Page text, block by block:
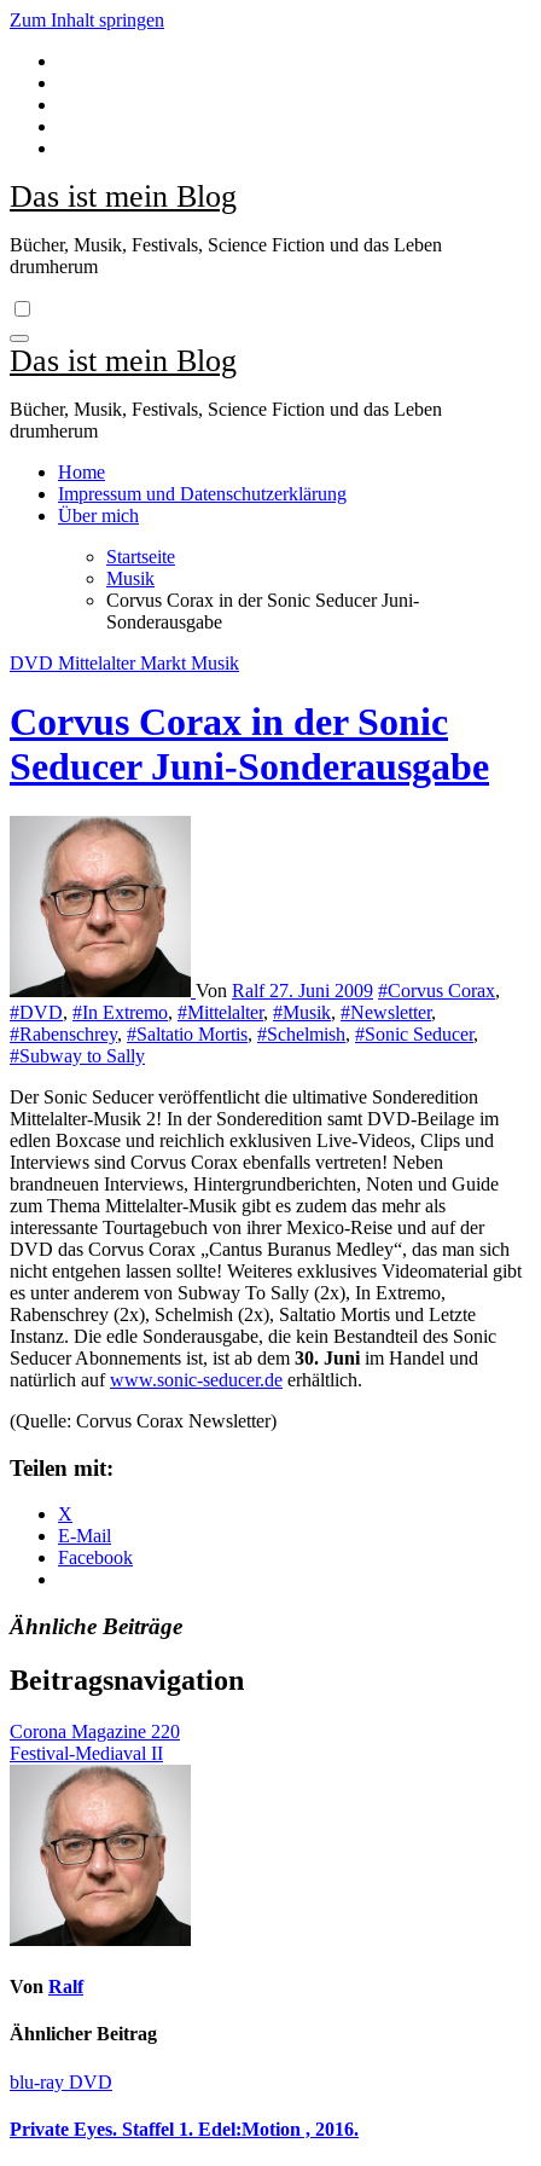
Zum Inhalt springen
Das ist mein Blog
Bücher, Musik, Festivals, Science Fiction und das Leben
drumherum
Das ist mein Blog
Bücher, Musik, Festivals, Science Fiction und das Leben
drumherum
Home
Impressum und Datenschutzerklärung
Über mich
Startseite
Musik
Corvus Corax in der Sonic Seducer Juni-
Sonderausgabe
DVD Mittelalter Markt Musik
Corvus Corax in der Sonic
Seducer Juni-Sonderausgabe
Von Ralf 27. Juni 2009 #Corvus Corax,
#DVD, #In Extremo, #Mittelalter, #Musik, #Newsletter,
#Rabenschrey, #Saltatio Mortis, #Schelmish, #Sonic Seducer,
#Subway to Sally
Der Sonic Seducer veröffentlicht die ultimative Sonderedition
Mittelalter-Musik 2! In der Sonderedition samt DVD-Beilage im
edlen Boxcase und reichlich exklusiven Live-Videos, Clips und
Interviews sind Corvus Corax ebenfalls vertreten! Neben
brandneuen Interviews, Hintergrundberichten, Noten und Guide
zum Thema Mittelalter-Musik gibt es zudem das mehr als
interessante Tourtagebuch von ihrer Mexico-Reise und auf der
DVD das Corvus Corax „Cantus Buranus Medley“, das man sich
nicht entgehen lassen sollte! Weiteres exklusives Videomaterial gibt
es unter anderem von Subway To Sally (2x), In Extremo,
Rabenschrey (2x), Schelmish (2x), Saltatio Mortis und Letzte
Instanz. Die edle Sonderausgabe, die kein Bestandteil des Sonic
Seducer Abonnements ist, ist ab dem 30. Juni im Handel und
natürlich aufwww.sonic-seducer.de erhältlich.
(Quelle: Corvus Corax Newsletter)
Teilen mit:
X
E-Mail
Facebook
Ähnliche Beiträge
Beitragsnavigation
Corona Magazine 220
Festival-Mediaval II
Von Ralf
Ähnlicher Beitrag
blu-ray DVD
Private Eyes. Staffel 1. Edel:Motion , 2016.